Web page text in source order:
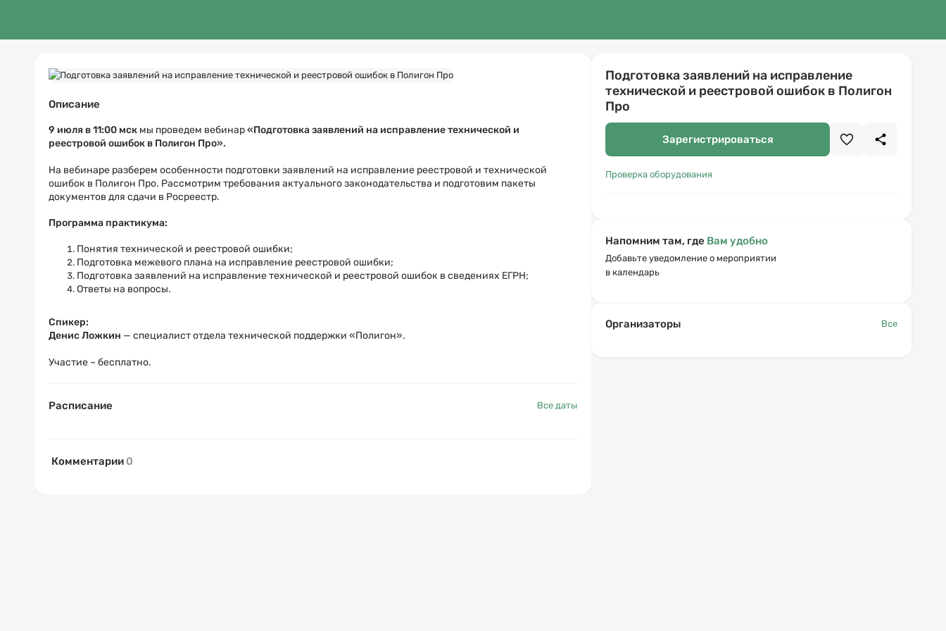
Описание
9 июля в11:00 мск мы проведем вебинар«Подготовка заявлений на исправление технической и
реестровой ошибок в Полигон Про».
На вебинаре разберем особенности подготовки заявлений на исправление реестровой и технической
ошибок в Полигон Про. Рассмотрим требования актуального законодательства и подготовим пакеты
документов для сдачи в Росреестр.
Программа практикума:
Понятия технической и реестровой ошибки;
Подготовка межевого плана на исправление реестровой ошибки;
Подготовка заявлений на исправление технической и реестровой ошибок в сведениях ЕГРН;
Ответы на вопросы.
Спикер:
Денис Ложкин — специалист отдела технической поддержки «Полигон».
Участие – бесплатно.
Расписание Все даты
Комментарии 0
Подготовка заявлений на исправление
технической и реестровой ошибок в Полигон
Про
Зарегистрироваться
Проверка оборудования
Напомним там, где Вам удобно
Добавьте уведомление о мероприятии
в календарь
Организаторы Все